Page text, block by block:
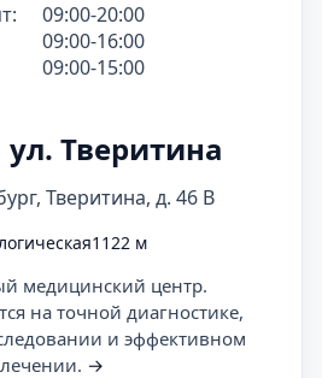
09:00-20:00
09:00-16:00
09:00-15:00
Тверитина
Тверитина, д. 46 В
1122 м
медицинский центр.
на точной диагностике,
и эффективном
лечении. →